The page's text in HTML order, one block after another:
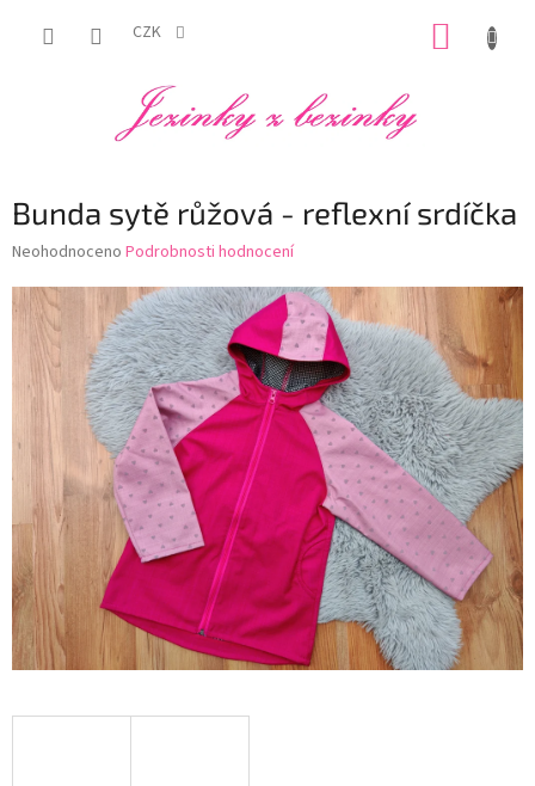
CZK
Bunda sytě růžová - reflexní srdíčka
Průměrné
produktu
je
hvězdiček.
Neohodnoceno Podrobnosti hodnocení